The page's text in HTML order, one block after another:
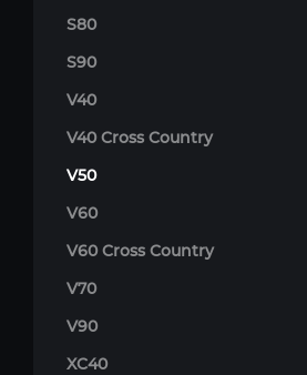
S80
S90
V40
V40 Cross Country
V50
V60
V60 Cross Country
V70
V90
XC40